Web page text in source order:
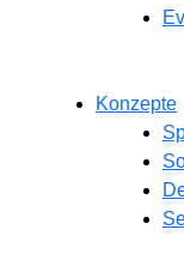
Konzepte